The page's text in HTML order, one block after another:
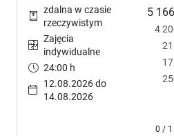
5
4
zdalna w czasie
rzeczywistym
Zajęcia
indywidualne
24:00 h
12.08.2026 do
14.08.2026
0 / 1